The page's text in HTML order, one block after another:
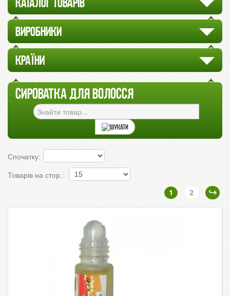
КАТАЛОГ ТОВАРІВ
ВИРОБНИКИ
КРАЇНИ
СИРОВАТКА ДЛЯ ВОЛОССЯ
Спочатку:
Товарів на стор.:
1 2